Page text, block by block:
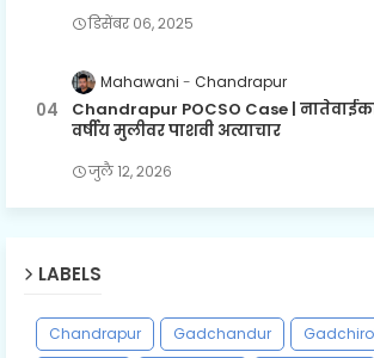
डिसेंबर ०६, २०२५
Mahawani Chandrapur
Chandrapur POCSO Case |
वर्षीय मुलीवर पाशवी अत्याचार
जुलै १२, २०२६
LABELS
Chandrapur Gadchandur